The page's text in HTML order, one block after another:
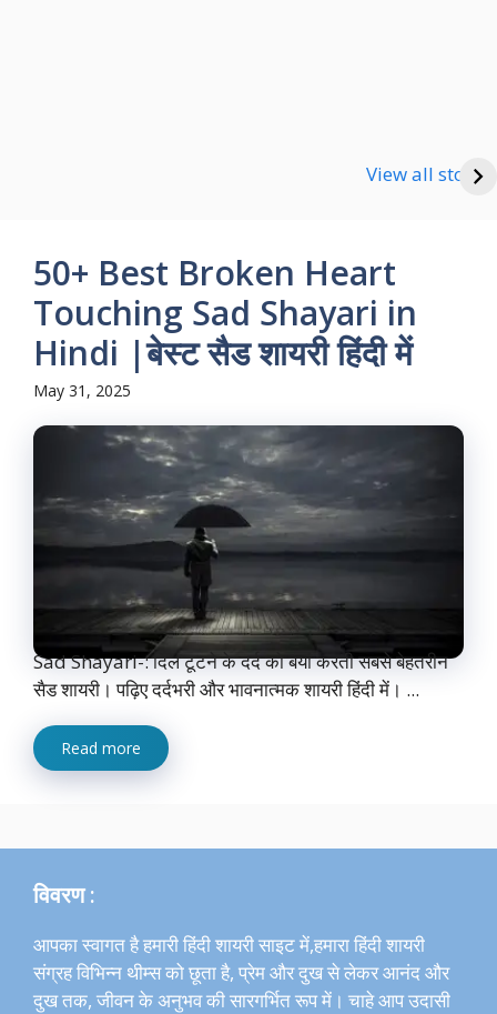
View all stories
Good Night Shayari
50+ Best Broken Heart
Touching Sad Shayari in
Hindi |बेस्ट सैड शायरी हिंदी में
May 31, 2025
Sad Shayari-: दिल टूटने के दर्द को बयां करती सबसे बेहतरीन
सैड शायरी। पढ़िए दर्दभरी और भावनात्मक शायरी हिंदी में। ...
Read more
विवरण :
आपका स्वागत है हमारी हिंदी शायरी साइट में,हमारा हिंदी शायरी
संग्रह विभिन्न थीम्स को छूता है, प्रेम और दुख से लेकर आनंद और
दुख तक, जीवन के अनुभव की सारगर्भित रूप में। चाहे आप उदासी